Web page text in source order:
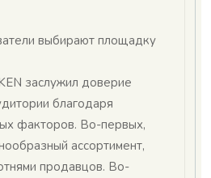
выбирают площадку
заслужил доверие
благодаря
факторов. Во-первых,
ассортимент,
продавцов. Во-